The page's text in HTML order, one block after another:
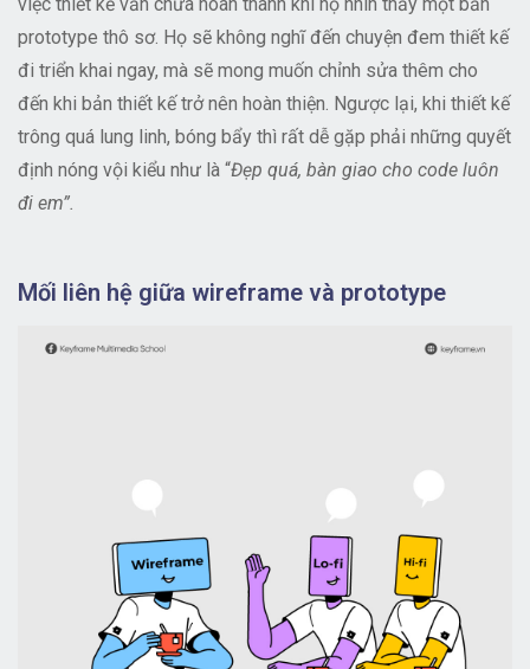
prototype thô sơ. Họ sẽ không nghĩ đến chuyện đem thiết kế
đi triển khai ngay, mà sẽ mong muốn chỉnh sửa thêm cho
đến khi bản thiết kế trở nên hoàn thiện. Ngược lại, khi thiết kế
trông quá lung linh, bóng bẩy thì rất dễ gặp phải những quyết
định nóng vội kiểu như là “Đẹp quá, bàn giao cho code luôn
đi em”.
Mối liên hệ giữa wireframe và prototype